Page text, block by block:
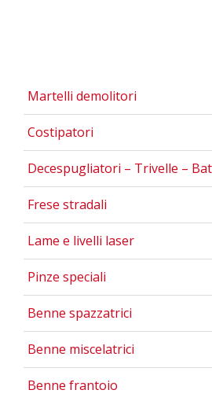
Martelli demolitori
Costipatori
Decespugliatori – Trivelle –
Frese stradali
Lame e livelli laser
Pinze speciali
Benne spazzatrici
Benne miscelatrici
Benne frantoio